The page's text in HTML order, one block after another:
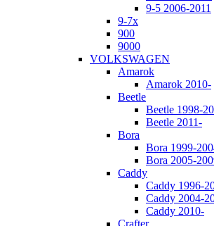
9-5 2006-2011
9-7x
900
9000
VOLKSWAGEN
Amarok
Amarok 2010-
Beetle
Beetle 1998-
Beetle 2011-
Bora
Bora 1999-
Bora 2005-
Caddy
Caddy 1996-
Caddy 2004-
Caddy 2010-
Crafter